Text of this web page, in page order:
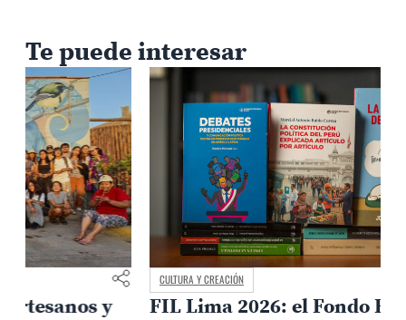
Te puede interesar
CULTURA Y CREACIÓN
FIL Lima 2026: el Fondo Editorial